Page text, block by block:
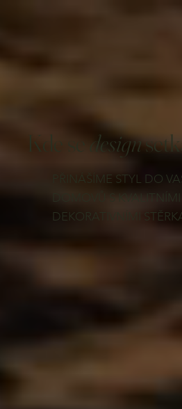
Kde sedesign
PŘINÁŠÍME STYL DO
DOMOVŮ S KVALITNÍMI
DEKORATIVNÍMI